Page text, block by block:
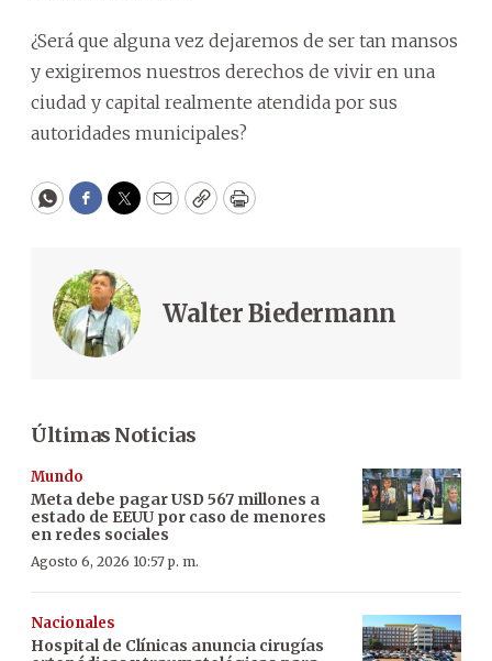
¿Será que alguna vez dejaremos de ser tan mansos
y exigiremos nuestros derechos de vivir en una
ciudad y capital realmente atendida por sus
autoridades municipales?
WhatsApp
Facebook
Twitter
EmailCopyPrint
Walter Biedermann
Últimas Noticias
Mundo
Meta debe pagar USD 567 millones a
estado de EEUU por caso de menores
en redes sociales
Agosto 6, 2026 10:57 p. m.
Nacionales
Hospital de Clínicas anuncia cirugías